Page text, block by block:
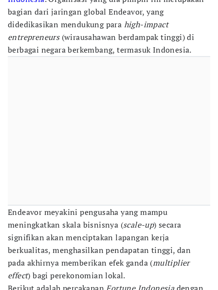
bagian dari jaringan global Endeavor, yang
didedikasikan mendukung para high-impact
entrepreneurs(wirausahawan berdampak tinggi) di
berbagai negara berkembang, termasuk Indonesia.
Endeavor meyakini pengusaha yang mampu
meningkatkan skala bisnisnya (scale-up) secara
signifikan akan menciptakan lapangan kerja
berkualitas, menghasilkan pendapatan tinggi, dan
pada akhirnya memberikan efek ganda (multiplier
effect) bagi perekonomian lokal.